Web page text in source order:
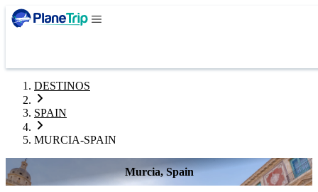
DESTINOS
SPAIN
MURCIA-SPAIN
Murcia, Spain